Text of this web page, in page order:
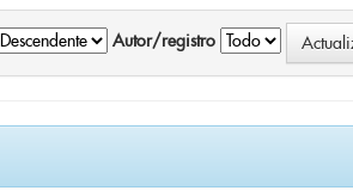
Autor/registro